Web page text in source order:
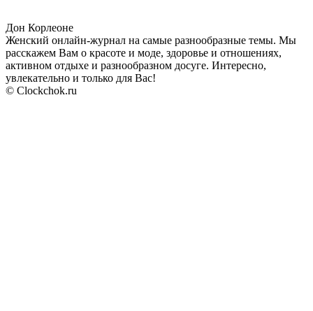
Дон Корлеоне
Женский онлайн-журнал на самые разнообразные темы. Мы
расскажем Вам о красоте и моде, здоровье и отношениях,
активном отдыхе и разнообразном досуге. Интересно,
увлекательно и только для Вас!
© Clockchok.ru